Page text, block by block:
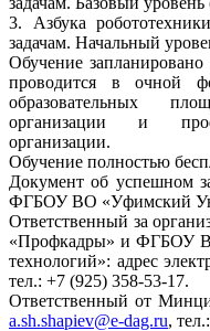
3. Азбука
задачам. Начальный
Обучение
проводится в очной
образовательных
организации и
организации.
Обучение полностью
Документ об успешном
ФГБОУ ВО «Уфимский
Ответственный за
«Профкадры» и ФГБОУ
технологий»: адрес
тел.: +7 (925) 358-53-17.
Ответственный от
a.sh.shapiev@e-dag.ru,